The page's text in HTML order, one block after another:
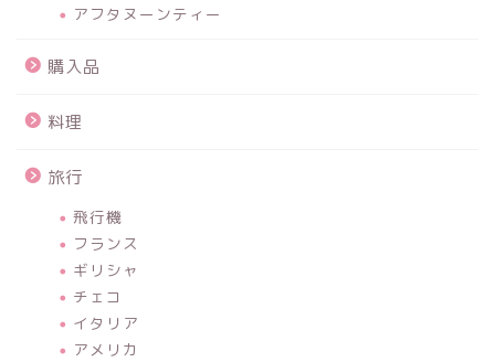
アフタヌーンティー
購入品
料理
旅行
飛行機
フランス
ギリシャ
チェコ
イタリア
アメリカ